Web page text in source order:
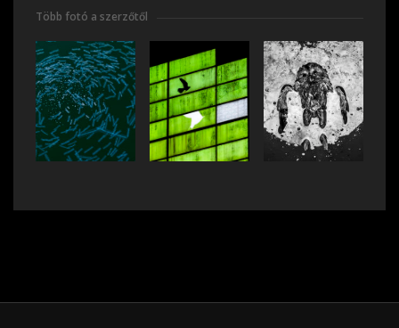
Több fotó a szerzőtől